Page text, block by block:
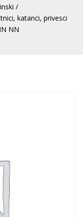
/
katanci, privesci
NN